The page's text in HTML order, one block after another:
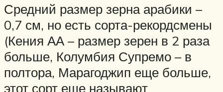
Средний размер зерна арабики –
0,7 см, но есть сорта-рекордсмены
(Кения АА – размер зерен в 2 раза
больше, Колумбия Супремо – в
полтора, Марагоджип еще больше,
этот сорт еще называют